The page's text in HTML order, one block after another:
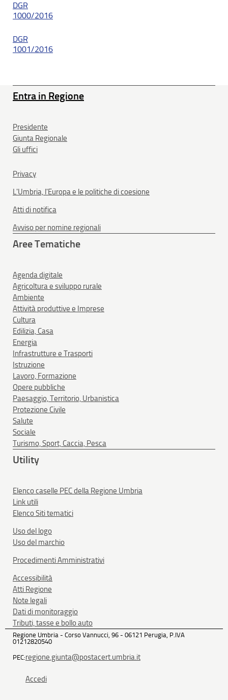
DGR
1000/2016
DGR
1001/2016
Entra in Regione
Presidente
Giunta Regionale
Gli uffici
Privacy
L'Umbria, l'Europa e le politiche di coesione
Atti di notifica
Avviso per nomine regionali
Aree Tematiche
Agenda digitale
Agricoltura e sviluppo rurale
Ambiente
Attività produttive e Imprese
Cultura
Edilizia, Casa
Energia
Infrastrutture e Trasporti
Istruzione
Lavoro, Formazione
Opere pubbliche
Paesaggio, Territorio, Urbanistica
Protezione Civile
Salute
Sociale
Turismo, Sport, Caccia, Pesca
Utility
Elenco caselle PEC della Regione Umbria
Link utili
Elenco Siti tematici
Uso del logo
Uso del marchio
Procedimenti Amministrativi
Accessibilità
Atti Regione
Note legali
Dati di monitoraggio
Tributi, tasse e bollo auto
Regione Umbria - Corso Vannucci, 96 - 06121 Perugia, P.IVA
01212820540
PEC:regione.giunta@postacert.umbria.it
Accedi